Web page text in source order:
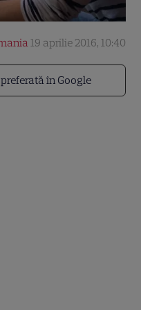
în Google
19 aprilie 2016, 10:40